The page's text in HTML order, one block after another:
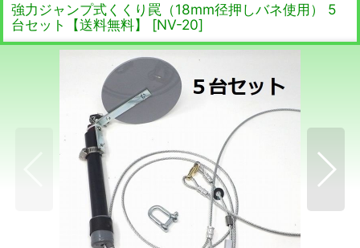
強力ジャンプ式くくり罠（18mm径押しバネ使用） 5
台セット【送料無料】
[NV-20]